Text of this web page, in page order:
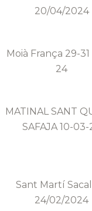
20/04/2024
Moià França 29-
24
MATINAL SANT
SAFAJA 10-03-
Sant Martí
24/02/2024